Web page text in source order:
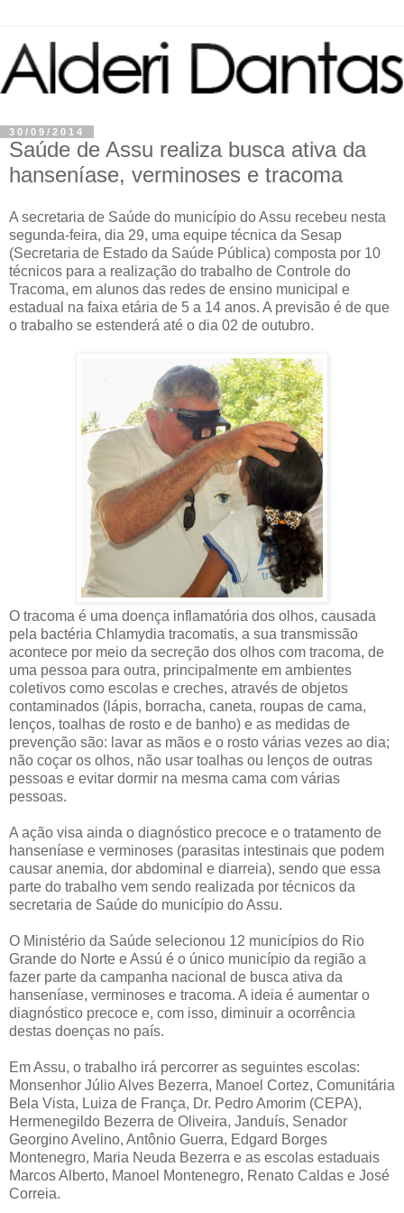
30/09/2014
Saúde de Assu realiza busca ativa da
hanseníase, verminoses e tracoma
A secretaria de Saúde do município do Assu recebeu nesta
segunda-feira, dia 29, uma equipe técnica da Sesap
(Secretaria de Estado da Saúde Pública) composta por 10
técnicos para a realização do trabalho de Controle do
Tracoma, em alunos das redes de ensino municipal e
estadual na faixa etária de 5 a 14 anos. A previsão é de que
o trabalho se estenderá até o dia 02 de outubro.
O tracoma é uma doença inflamatória dos olhos, causada
pela bactéria Chlamydia tracomatis, a sua transmissão
acontece por meio da secreção dos olhos com tracoma, de
uma pessoa para outra, principalmente em ambientes
coletivos como escolas e creches, através de objetos
contaminados (lápis, borracha, caneta, roupas de cama,
lenços, toalhas de rosto e de banho) e as medidas de
prevenção são: lavar as mãos e o rosto várias vezes ao dia;
não coçar os olhos, não usar toalhas ou lenços de outras
pessoas e evitar dormir na mesma cama com várias
pessoas.
A ação visa ainda o diagnóstico precoce e o tratamento de
hanseníase e verminoses (parasitas intestinais que podem
causar anemia, dor abdominal e diarreia), sendo que essa
parte do trabalho vem sendo realizada por técnicos da
secretaria de Saúde do município do Assu.
O Ministério da Saúde selecionou 12 municípios do Rio
Grande do Norte e Assú é o único município da região a
fazer parte da campanha nacional de busca ativa da
hanseníase, verminoses e tracoma. A ideia é aumentar o
diagnóstico precoce e, com isso, diminuir a ocorrência
destas doenças no país.
Em Assu, o trabalho irá percorrer as seguintes escolas:
Monsenhor Júlio Alves Bezerra, Manoel Cortez, Comunitária
Bela Vista, Luiza de França, Dr. Pedro Amorim (CEPA),
Hermenegildo Bezerra de Oliveira, Janduís, Senador
Georgino Avelino, Antônio Guerra, Edgard Borges
Montenegro, Maria Neuda Bezerra e as escolas estaduais
Marcos Alberto, Manoel Montenegro, Renato Caldas e José
Correia.